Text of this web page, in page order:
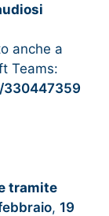
anche a
Teams:
330447359
tramite
, 19